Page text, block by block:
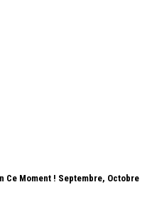
Ce Moment ! Septembre, Octobre